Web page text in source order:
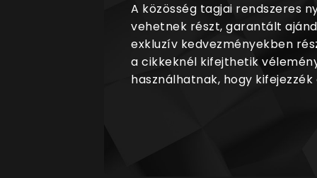
A közösség tagjai rendszeres
vehetnek részt, garantált
exkluzív kedvezményekben
a cikkeknél kifejthetik
használhatnak, hogy